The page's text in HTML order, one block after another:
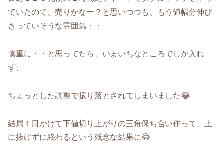
ていたので、売りかなー？と思いつつも、もう値幅分伸び
きっていそうな雰囲気・・
慎重に・・と思ってたら、いまいちなところでしか入れ
ず、
ちょっとした調整で振り落とされてしまいました😂
結局１日かけて下値切り上がりの三角保ち合い作って、上
に抜けずに終わるという残念な結果に😂